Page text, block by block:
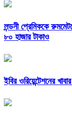
লন্ডনী প্রেমিককে
৮০ হাজার টাকাও
ইবির ওরিয়েন্টেশনের